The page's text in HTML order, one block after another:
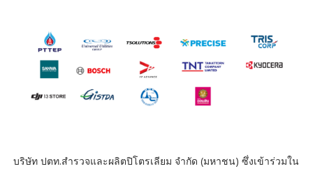
บริษัท ปตท.สำรวจและผลิตปิโตรเลียม จำกัด (มหาชน) ซึ่งเข้าร่วมใน